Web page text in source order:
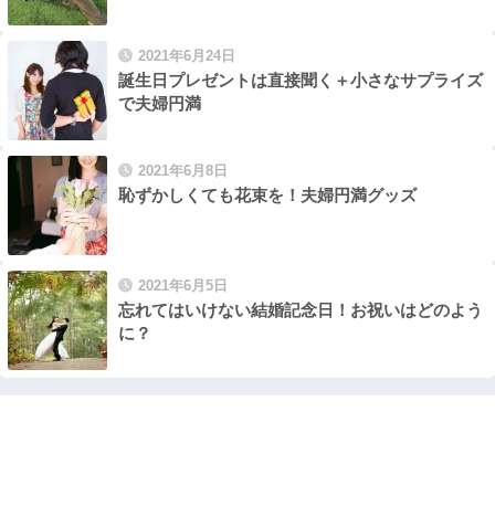
2021年6月24日
誕生日プレゼントは直接聞く＋小さなサプライズ
で夫婦円満
2021年6月8日
恥ずかしくても花束を！夫婦円満グッズ
2021年6月5日
忘れてはいけない結婚記念日！お祝いはどのよう
に？